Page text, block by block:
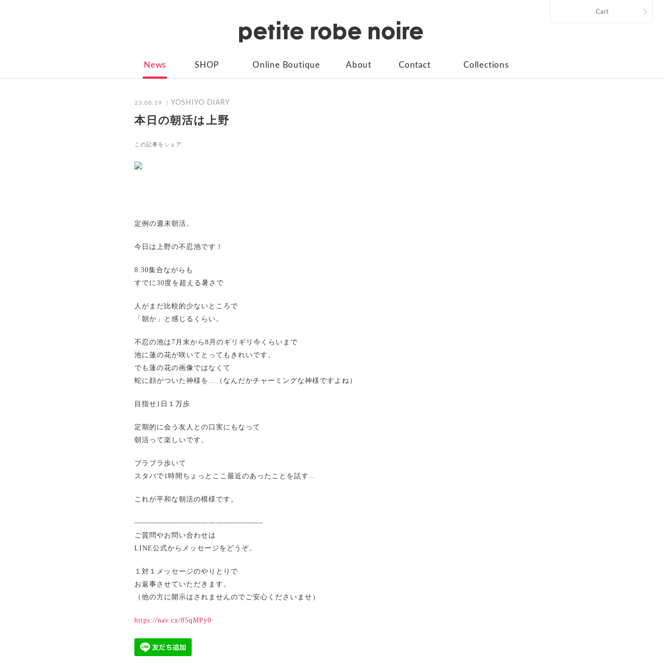
News SHOP Online Boutique About Contact Collections
Cart
23.08.19 YOSHIYO DIARY
本日の朝活は上野
この記事をシェア
定例の週末朝活。
今日は上野の不忍池です！
8:30集合ながらも
すでに30度を超える暑さで
人がまだ比較的少ないところで
「朝か」と感じるくらい。
不忍の池は7月末から8月のギリギリ今くらいまで
池に蓮の花が咲いてとってもきれいです。
でも蓮の花の画像ではなくて
蛇に顔がついた神様を…（なんだかチャーミングな神様ですよね）
目指せ1日１万歩
定期的に会う友人との口実にもなって
朝活って楽しいです。
ブラブラ歩いて
スタバで1時間ちょっとここ最近のあったことを話す…
これが平和な朝活の模様です。
—————————————————-
ご質問やお問い合わせは
LINE公式からメッセージをどうぞ。
１対１メッセージのやりとりで
お返事させていただきます。
（他の方に開示はされませんのでご安心くださいませ）
https://nav.cx/85qMPy0